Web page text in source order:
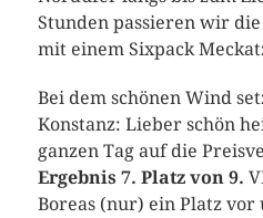
Stunden passieren wir
mit einem Sixpack
Bei dem schönen Wind
Konstanz: Lieber schön
ganzen Tag auf die
Ergebnis 7. Platz von 9.
Boreas (nur) ein Platz vor